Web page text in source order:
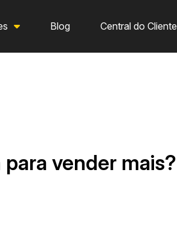
Blog Central do Cliente
vender mais?